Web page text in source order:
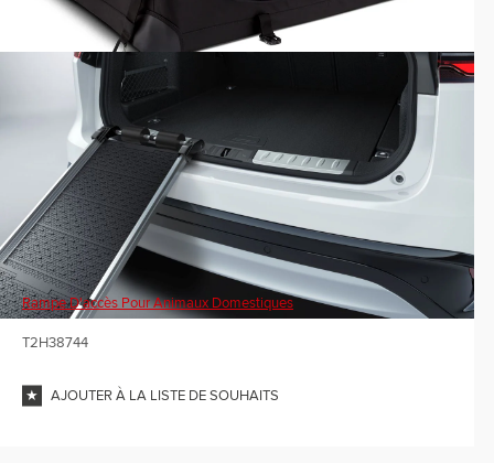
Rampe D'accès Pour Animaux Domestiques
T2H38744
AJOUTER À LA LISTE DE SOUHAITS